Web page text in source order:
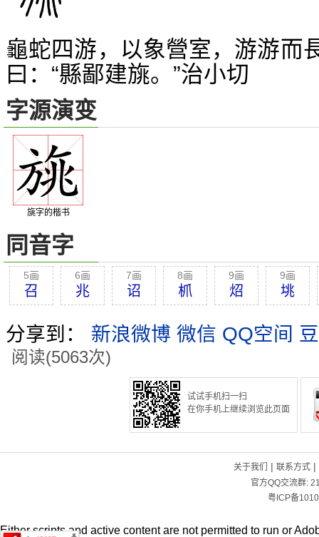
龜蛇四游，以象營室，游游而
曰：“縣鄙建旐。”治小切
字源演变
旐字的楷书
同音字
5画
召
6画
兆
7画
诏
8画
枛
9画
炤
9画
垗
分享到： 新浪微博 微信 QQ空间
阅读(5063次)
试试手机扫一扫
在你手机上继续浏览此页面
关于我们 | 联系方式|
官方QQ交流群:
粤ICP备
Either scripts and active content are not permitted to run or